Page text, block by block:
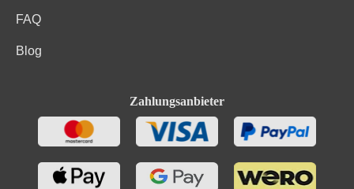
FAQ
Blog
Zahlungsanbieter